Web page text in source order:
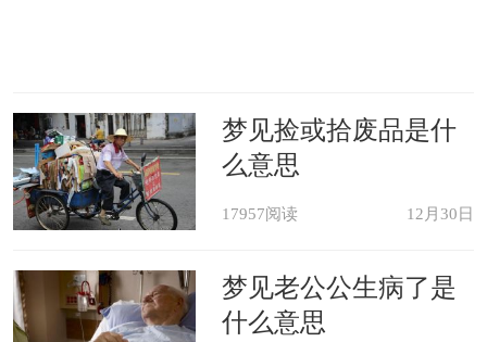
梦见捡或拾废品是什
么意思
17957阅读 12月30日
梦见老公公生病了是
什么意思